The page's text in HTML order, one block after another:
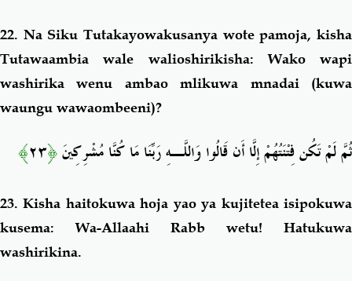
22. Na Siku Tutakayowakusanya wote pamoja, kisha
Tutawaambia wale walioshirikisha: Wako wapi
washirika wenu ambao mlikuwa mnadai (kuwa
waungu wawaombeeni)?
ثُمَّ لَمْ تَكُن فِتْنَتُهُمْ إِلَّا أَن قَالُوا وَاللَّـهِ رَبِّنَا مَا كُنَّا مُشْرِكِينَ﴿٢٣﴾
23. Kisha haitokuwa hoja yao ya kujitetea isipokuwa
kusema: Wa-Allaahi Rabb wetu! Hatukuwa
washirikina.